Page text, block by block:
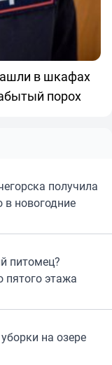
в шкафах
порох
получила
в новогодние
питомец?
пятого этажа
на озере